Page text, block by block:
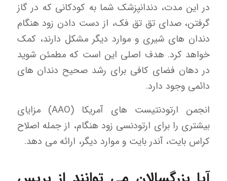
در این مدت، دندانپزشک شما به کودکانی که در گاز
گرفتن، صدای تق تق فک، از دست دادن زود هنگام
دندان های شیری و موارد دیگر مشکل دارند، کمک
خواهد کرد. هدف اصلی این است که مطمئن شوید
در دهان فضای کافی برای رشد صحیح دندان های
دائمی وجود دارد.
انجمن ارتودنتیست های آمریکا (AAO) مزایای
بیشتری را برای ارتودنسی زود هنگام، از جمله اصلاح
کراس بایت، آندر بایت و موارد دیگر، ارائه می دهد.